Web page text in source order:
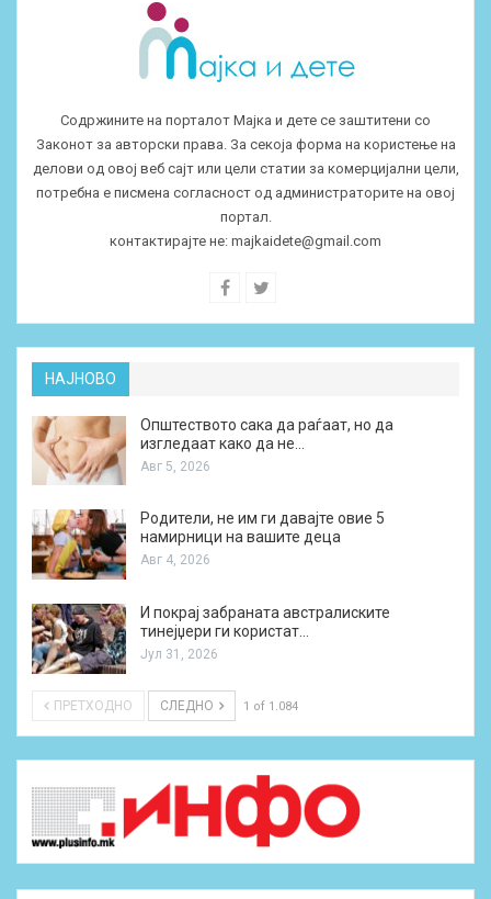
Содржините на порталот Мајка и дете се заштитени со
Законот за авторски права. За секоја форма на користење на
делови од овој веб сајт или цели статии за комерцијални цели,
потребна е писмена согласност од администраторите на овој
портал.
контактирајте не: majkaidete@gmail.com
НАЈНОВО
Општеството сака да раѓаат, но да
изгледаат како да не…
Авг 5, 2026
Родители, не им ги давајте овие 5
намирници на вашите деца
Авг 4, 2026
И покрај забраната австралиските
тинејџери ги користат…
Јул 31, 2026
ПРЕТХОДНО СЛЕДНО 1 of 1.084